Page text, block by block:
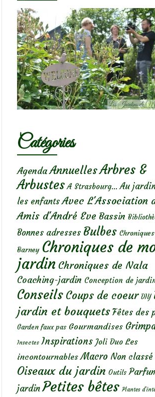
Catégories
Agenda AnnuellesArbres &
Arbustes A Strasbourg... Au
les enfants Avec L'Association
Amis d'André Eve Bassin
Bonnes adresses Bulbes
Barney Chroniques de
jardin Chroniques de Nala
Coaching-jardin Conception de
Conseils Coups de coeur DIY
jardin et bouquets Fêtes des
Garden faux pas Gourmandises
Insectes Inspirations Joli Duo Les
incontournables Macro Non classé
Oiseaux du jardin Outils
jardin Petites bêtes Plantes